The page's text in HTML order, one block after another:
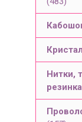
Нитки,